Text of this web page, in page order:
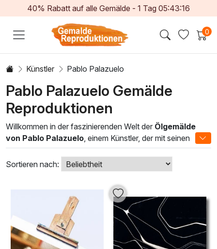
40% Rabatt auf alle Gemälde -1 Tag 05:43:15
0
Künstler Pablo Palazuelo
Pablo Palazuelo Gemälde
Reproduktionen
Willkommen in der faszinierenden Welt der Ölgemälde
von Pablo Palazuelo , einem Künstler, der mit seinen
einzigartigen Formen und Farben eine harmonische
Balance zwischen Emotion und Abstraktion schafft.
Palazuelo, ein Meister der geometrischen Komposition,
nutzt die Ölfarben, um dynamische und zugleich meditative
Kunstwerke zu schaffen, die den Betrachter in eine andere
Realität entführen.
Ölgemälde von Pablo Palazuelozeichnen sich
durch ihre lebendige Farbpalette und komplexen Strukturen
aus, die sich mühelos in verschiedene Einrichtungsstile
Sortieren nach: